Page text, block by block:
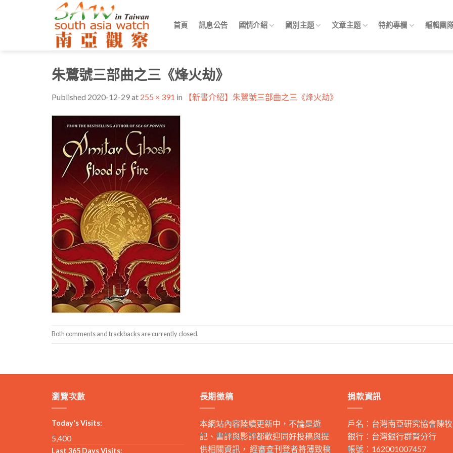
首頁 訊息公告 國情介紹 國別主題 文章主題 特約專欄 編輯團
朱鷺號三部曲之三《烽火劫》
Published 2020-12-29at 255 × 391 in 【新書介紹】朱鷺號三部曲之三《烽火劫》
Both comments and trackbacks are currently closed.
瀏覽次數
Today's Visits:
5,400
Last 365 Days Visits:
長期徵稿
本網站內容陸續更新中，不論是遊
記、書評與影評都歡迎同好投稿與提
供相關資訊， 經審查刊登者將薄致稿
捐款資訊
戶名：台灣南亞研究協會陳
銀行：台灣銀行群賢分行
帳號：162001007457